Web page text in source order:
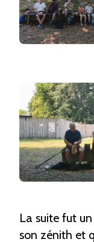
La suite fut
son zénith et